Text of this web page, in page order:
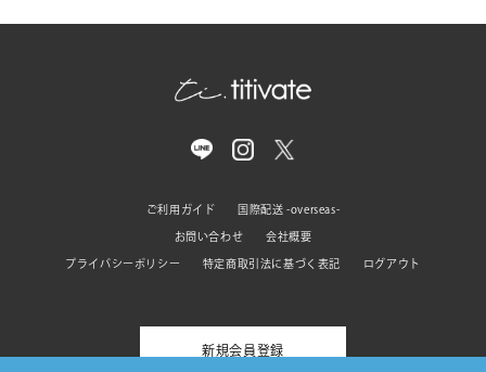
ご利用ガイド 国際配送 -overseas-
お問い合わせ 会社概要
プライバシーポリシー 特定商取引法に基づく表記 ログアウト
新規会員登録